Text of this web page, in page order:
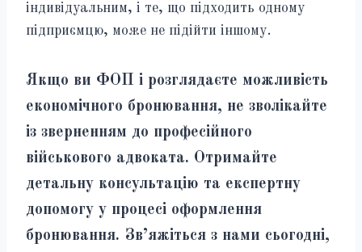
індивідуальним, і те, що підходить одному
підприємцю, може не підійти іншому.
Якщо ви ФОП і розглядаєте можливість
економічного бронювання, не зволікайте
із зверненням до професійного
військового адвоката. Отримайте
детальну консультацію та експертну
допомогу у процесі оформлення
бронювання. Зв’яжіться з нами сьогодні,